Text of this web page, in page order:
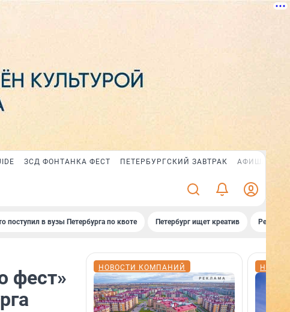
ЗСД ФОНТАНКА ФЕСТ ПЕТЕРБУРГСКИЙ ЗАВТРАК АФИША PLUS
поступил в вузы Петербурга по квоте Петербург ищет креатив
фест»
НОВОСТИ КОМПАНИЙ